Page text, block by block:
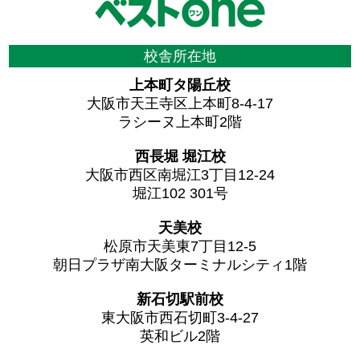
校舎所在地
上本町タ陽丘校
大阪市天王寺区上本町8-4-17
ラシーヌ上本町2階
西長堀 堀江校
大阪市西区南堀江3丁目12-24
堀江102 301号
天美校
松原市天美東7丁目12-5
朝日プラザ南大阪ターミナルシティ1階
新石切駅前校
東大阪市西石切町3-4-27
英和ビル2階